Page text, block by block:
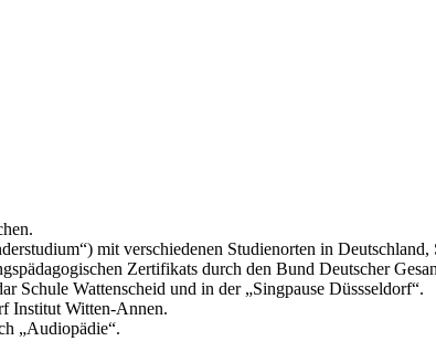
mit verschiedenen Studienorten in
Zertifikats durch den Bund Deutscher
Schule Wattenscheid und in der „Singpause Düssseldorf“.
Institut Witten-Annen.
„Audiopädie“.